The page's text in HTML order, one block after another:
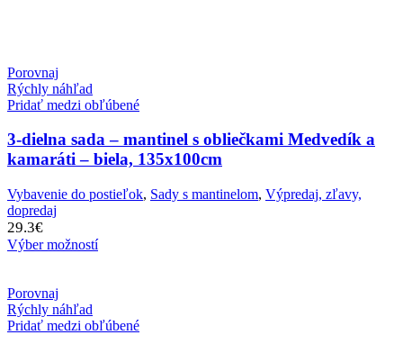
Porovnaj
Rýchly náhľad
Pridať medzi obľúbené
3-dielna sada – mantinel s obliečkami Medvedík a
kamaráti – biela, 135x100cm
Vybavenie do postieľok, Sady s mantinelom, Výpredaj, zľavy,
dopredaj
29.3€
Výber možností
Porovnaj
Rýchly náhľad
Pridať medzi obľúbené